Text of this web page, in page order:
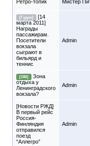
Ретро-топик Мистер
[Гудок]
[14
марта 2011]
Награды
пассажирам.
Посетители
вокзала
сыграют в
бильярд и
теннис
Admin
[ОМ]
Зона
отдыха у
Ленинградского
вокзала?
Admin
[Новости РЖД]
В первый рейс
Россия-
Финляндия
отправился
поезд
“Аллегро”
Admin